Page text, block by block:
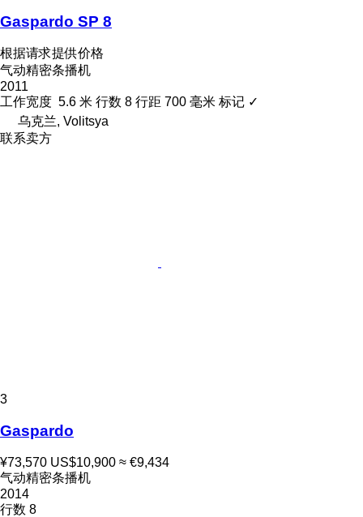
Gaspardo SP 8
根据请求提供价格
气动精密条播机
2011
工作宽度 5.6 米 行数 8 行距 700 毫米 标记 ✓
乌克兰, Volitsya
联系卖方
3
Gaspardo
¥73,570 US$10,900 ≈ €9,434
气动精密条播机
2014
行数 8